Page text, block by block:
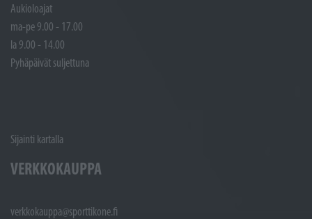
Aukioloajat
ma-pe 9.00 - 17.00
la 9.00 - 14.00
Pyhäpäivät suljettuna
Sijainti kartalla
VERKKOKAUPPA
verkkokauppa@sporttikone.fi